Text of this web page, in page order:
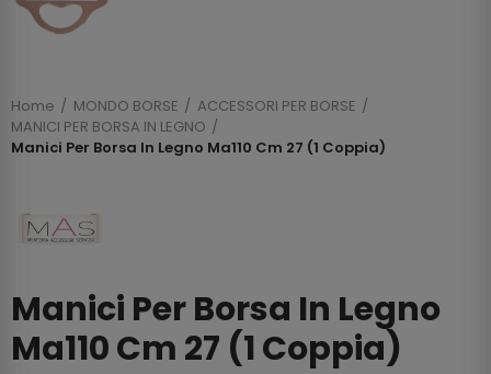
Home MONDO BORSE
ACCESSORI PER BORSE
MANICI PER BORSA IN LEGNO
Manici Per Borsa In Legno Ma110 Cm 27 (1 Coppia)
Manici Per Borsa In Legno
Ma110 Cm 27 (1 Coppia)